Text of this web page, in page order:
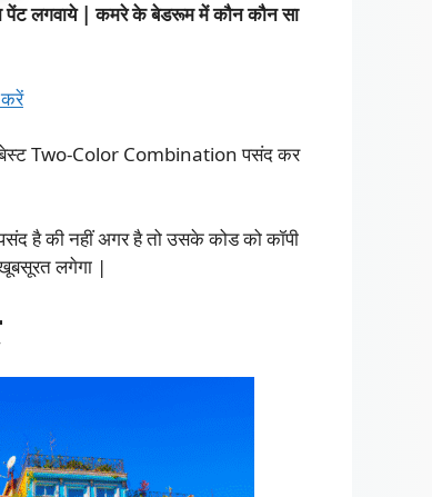
लगवाये | कमरे के बेडरूम में कौन कौन सा
बेस्ट Two-Color Combination पसंद कर
है की नहीं अगर है तो उसके कोड को कॉपी
लगेगा |